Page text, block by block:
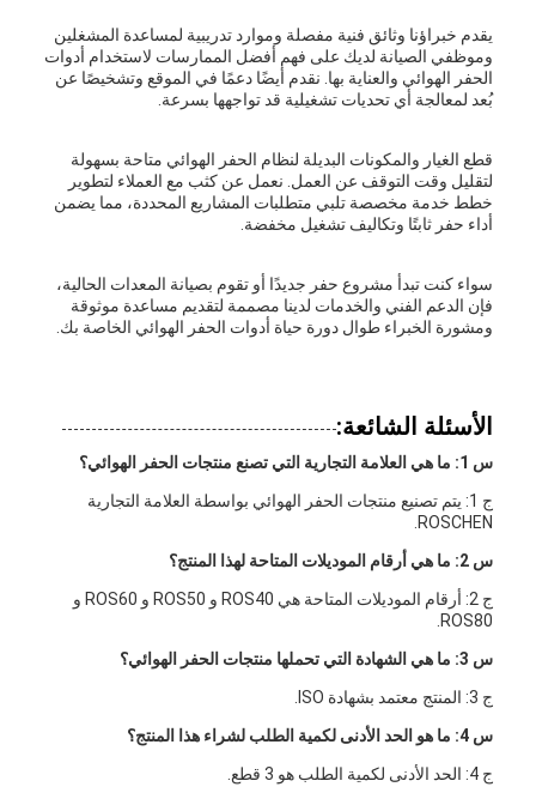
يقدم خبراؤنا وثائق فنية مفصلة وموارد تدريبية لمساعدة المشغلين
وموظفي الصيانة لديك على فهم أفضل الممارسات لاستخدام أدوات
الحفر الهوائي والعناية بها. نقدم أيضًا دعمًا في الموقع وتشخيصًا عن
بُعد لمعالجة أي تحديات تشغيلية قد تواجهها بسرعة.
قطع الغيار والمكونات البديلة لنظام الحفر الهوائي متاحة بسهولة
لتقليل وقت التوقف عن العمل. نعمل عن كثب مع العملاء لتطوير
خطط خدمة مخصصة تلبي متطلبات المشاريع المحددة، مما يضمن
أداء حفر ثابتًا وتكاليف تشغيل مخفضة.
سواء كنت تبدأ مشروع حفر جديدًا أو تقوم بصيانة المعدات الحالية،
فإن الدعم الفني والخدمات لدينا مصممة لتقديم مساعدة موثوقة
ومشورة الخبراء طوال دورة حياة أدوات الحفر الهوائي الخاصة بك.
الأسئلة الشائعة:
س 1: ما هي العلامة التجارية التي تصنع منتجات الحفر الهوائي؟
ج 1: يتم تصنيع منتجات الحفر الهوائي بواسطة العلامة التجارية
ROSCHEN.
س 2: ما هي أرقام الموديلات المتاحة لهذا المنتج؟
ج 2: أرقام الموديلات المتاحة هي ROS40 و ROS50 و ROS60 و
ROS80.
س 3: ما هي الشهادة التي تحملها منتجات الحفر الهوائي؟
ج 3: المنتج معتمد بشهادة ISO.
س 4: ما هو الحد الأدنى لكمية الطلب لشراء هذا المنتج؟
ج 4: الحد الأدنى لكمية الطلب هو 3 قطع.